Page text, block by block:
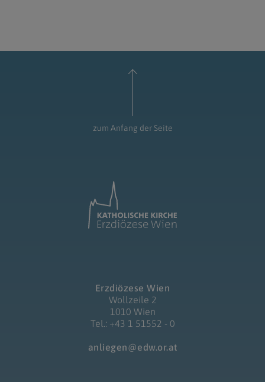
zum Anfang der Seite
Erzdiözese Wien
Wollzeile 2
1010 Wien
Tel.: +43 1 51552 - 0
anliegen@edw.or.at